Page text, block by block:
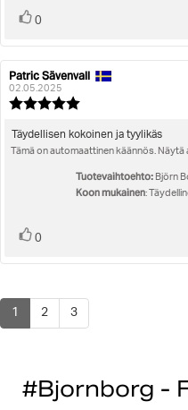
Äänestä
0
Arvostelun
kirjoittaja:
Patric Sävenvall
02.05.2025
5.0
5:sta
Arvostelun
teksti:
Täydellisen kokoinen ja tyylikäs
Tämä on automaattinen käännös. Näytä
Tuotevaihtoehto: Björn
Koon mukainen:
Äänestä
0
1 2 3
#Bjornborg -